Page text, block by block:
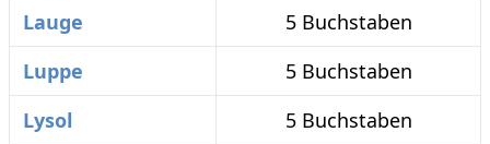
Lauge
5 Buchstaben
Luppe
5 Buchstaben
Lysol
5 Buchstaben